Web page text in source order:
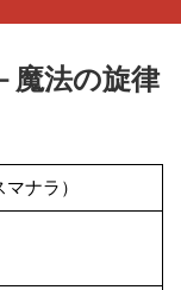
魔法の旋律
ナラ）